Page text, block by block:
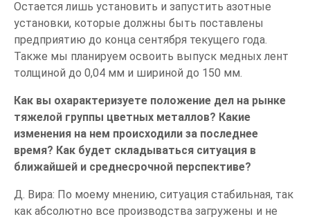
Остается лишь установить и запустить азотные
установки, которые должны быть поставлены
предприятию до конца сентября текущего года.
Также мы планируем освоить выпуск медных лент
толщиной до 0,04 мм и шириной до 150 мм.
Как вы охарактеризуете положение дел на рынке
тяжелой группы цветных металлов? Какие
изменения на нем происходили за последнее
время? Как будет складываться ситуация в
ближайшей и среднесрочной перспективе?
Д. Вира: По моему мнению, ситуация стабильная, так
как абсолютно все производства загружены и не